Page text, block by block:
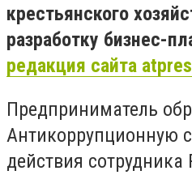
крестьянского
разработку бизнес-
редакция сайта
Предприниматель
Антикоррупционную
действия сотрудника